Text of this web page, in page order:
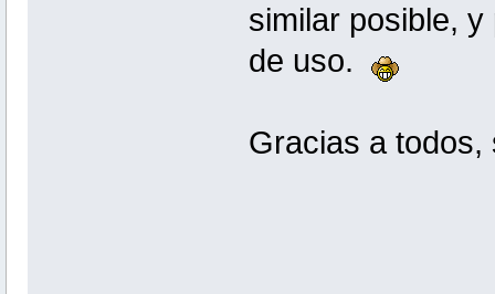
similar posible,
de uso.
Gracias a todos,